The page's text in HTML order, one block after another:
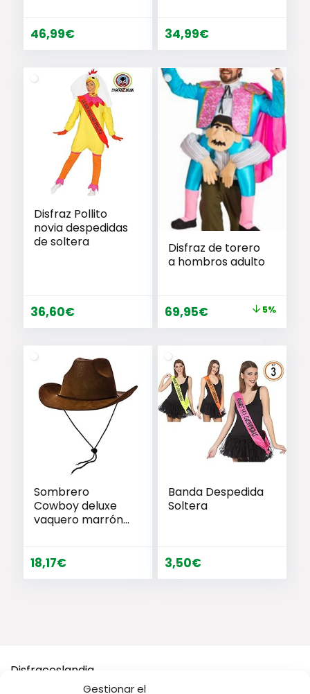
Gestionar el
46,99€ 34,99€
Disfraz Pollito
novia despedidas
de soltera
36,60€
Disfraz de torero
a hombros adulto
El
precio
era:
73,99€.
69,95€El
precio
es:
69,95€.
5%
Sombrero
Cowboy deluxe
vaquero marrón
18,17€
Banda Despedida
Soltera
3,50€
Disfraceslandia